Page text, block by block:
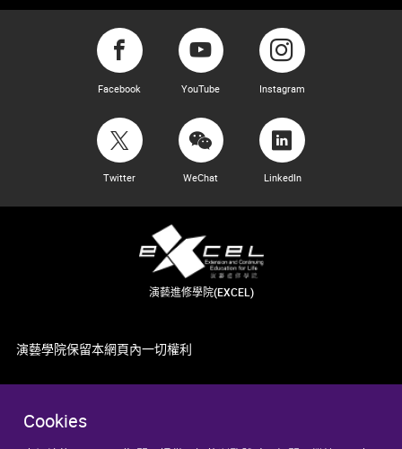
Cookies
Facebook YouTube Instagram
Twitter WeChat LinkedIn
演藝進修學院(EXCEL)
演藝學院保留本網頁內一切權利